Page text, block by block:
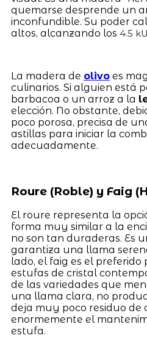
quemarse desprende un
inconfundible. Su poder
altos, alcanzando los 4.5
La madera de olivoes
culinarios. Si alguien está
barbacoa o un arroz a la
elección. No obstante,
poco porosa, precisa de
astillas para iniciar la
adecuadamente.
Roure (Roble) y Faig
El roure representa la
forma muy similar a la
no son tan duraderas. Es
garantiza una llama
lado, el faig es el preferido
estufas de cristal
de las variedades que
una llama clara, no
deja muy poco residuo de
enormemente el
estufa.